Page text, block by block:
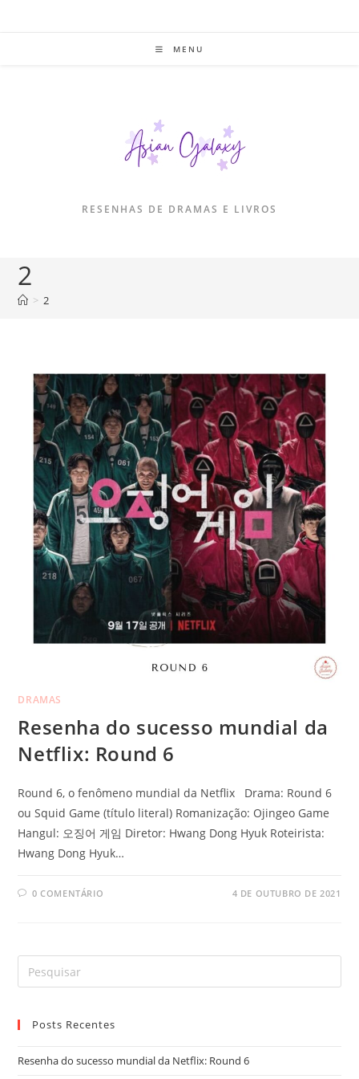
MENU
RESENHAS DE DRAMAS E LIVROS
2
> 2
DRAMAS
Resenha do sucesso mundial da
Netflix: Round 6
Round 6, o fenômeno mundial da Netflix Drama: Round 6
ou Squid Game (título literal) Romanização: Ojingeo Game
Hangul: 오징어 게임 Diretor: Hwang Dong Hyuk Roteirista:
Hwang Dong Hyuk…
0 COMENTÁRIO 4 DE OUTUBRO DE 2021
Posts Recentes
Resenha do sucesso mundial da Netflix: Round 6